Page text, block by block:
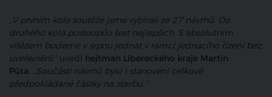
„V prvním kole soutěže jsme vybírali ze 27 návrhů. Do
druhého kola postoupilo šest nejlepších. S absolutním
vítězem budeme v srpnu jednat v rámci jednacího řízení bez
uveřejnění,“ uvedl hejtman Libereckého kraje Martin
Půta. „Součástí návrhů bylo i stanovení celkové
předpokládané částky na stavbu.“